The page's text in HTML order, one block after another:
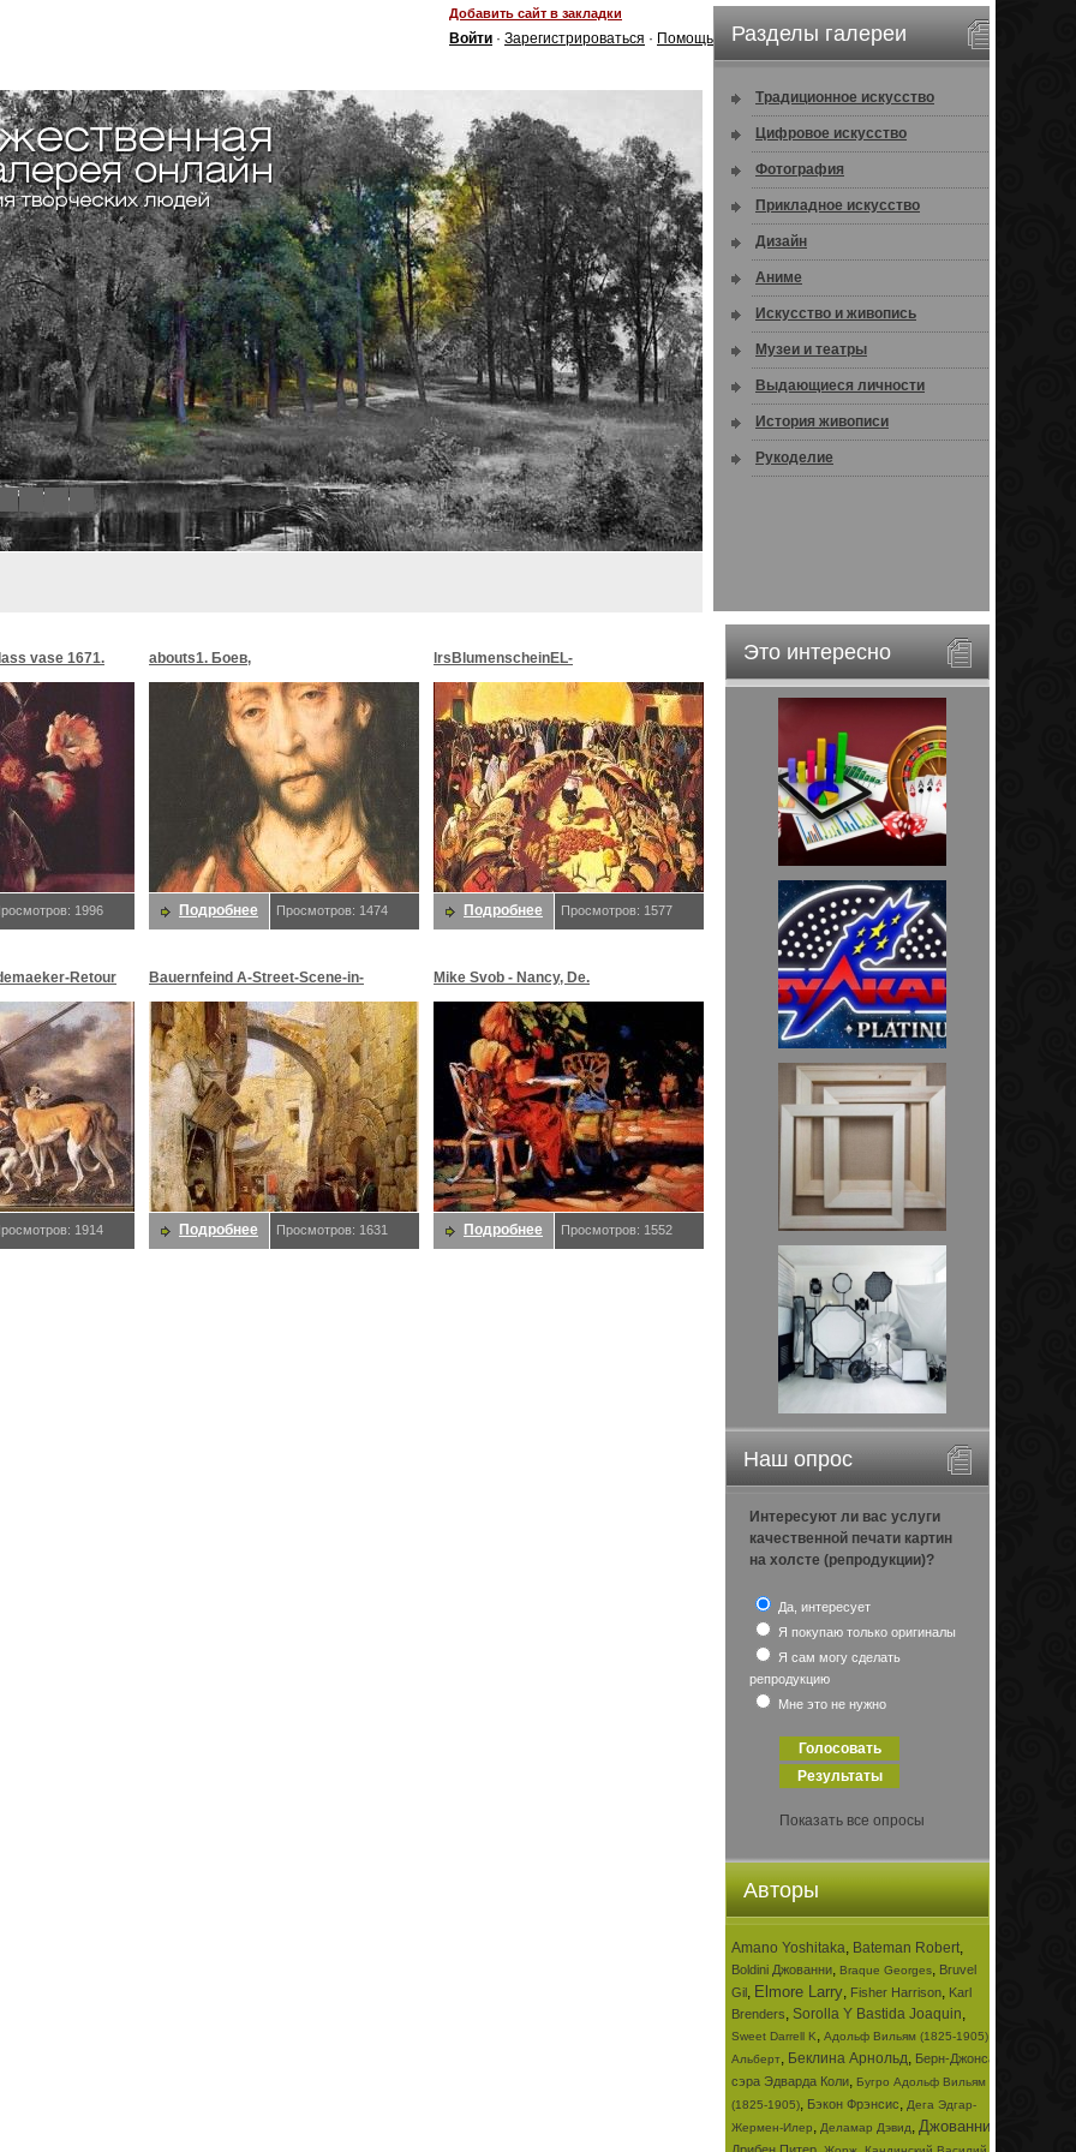
Добавить сайт в закладки
Войти · Зарегистрироваться · Помощь
8
Разделы галереи
Традиционное искусство
Цифровое искусство
Фотография
Прикладное искусство
Дизайн
Аниме
Искусство и живопись
Музеи и театры
Выдающиеся личности
История живописи
Рукоделие
Это интересно
Наш опрос
Интересуют ли вас услуги
качественной печати картин
на холсте (репродукции)?
Да, интересует
Я покупаю только оригиналы
Я сам могу сделать
репродукцию
Мне это не нужно
Показать все опросы
Авторы
Amano Yoshitaka, Bateman Robert,
Boldini Джованни, Braque Georges, Bruvel
Gil, Elmore Larry, Fisher Harrison, Karl
Brenders, Sorolla Y Bastida Joaquin,
Sweet Darrell K, Адольф Вильям (1825-1905)
Альберт, Беклина Арнольд, Берн-Джонса
сэра Эдварда Коли, Бугро Адольф Вильям
(1825-1905), Бэкон Фрэнсис, Дега Эдгар-
Жермен-Илер, Деламар Дэвид, Джованни
vase 1671.
1996
abouts1. Боев,
Подробнее Просмотров: 1474
lrsBlumenscheinEL-
MoonMorningstar&EveStar.
Blumenschein,
Подробнее Просмотров: 1577
Retour
1914
Bauernfeind A-Street-Scene-in-
Jerusalem-sj. Bauernfeind,
Подробнее Просмотров: 1631
Mike Svob - Nancy, De.
Подробнее Просмотров: 1552